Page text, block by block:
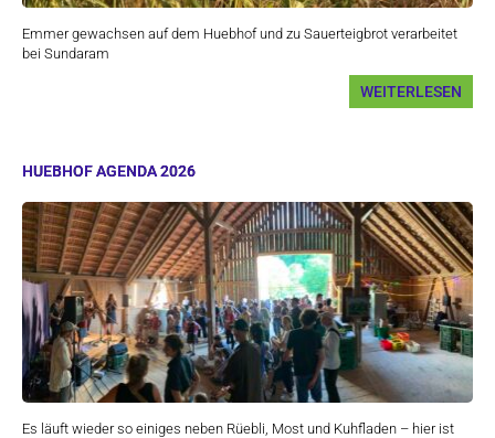
Emmer gewachsen auf dem Huebhof und zu Sauerteigbrot verarbeitet
bei Sundaram
WEITERLESEN
HUEBHOF AGENDA 2026
Es läuft wieder so einiges neben Rüebli, Most und Kuhfladen – hier ist